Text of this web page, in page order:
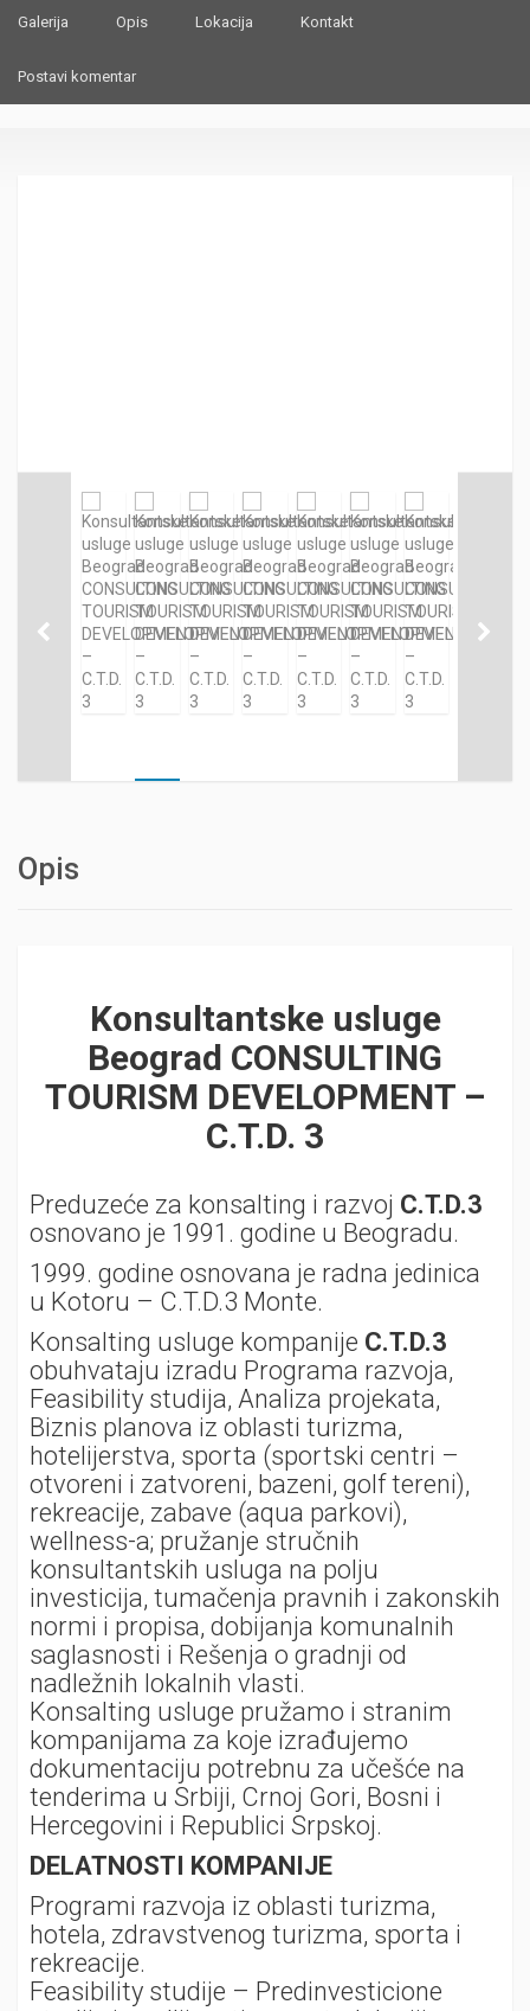
Galerija Opis Lokacija Kontakt
Postavi komentar
Opis
Konsultantske usluge
Beograd CONSULTING
TOURISM DEVELOPMENT –
C.T.D. 3
Preduzeće za konsalting i razvoj C.T.D.3
osnovano je 1991. godine u Beogradu.
1999. godine osnovana je radna jedinica
u Kotoru – C.T.D.3 Monte.
Konsalting usluge kompanije C.T.D.3
obuhvataju izradu Programa razvoja,
Feasibility studija, Analiza projekata,
Biznis planova iz oblasti turizma,
hotelijerstva, sporta (sportski centri –
otvoreni i zatvoreni, bazeni, golf tereni),
rekreacije, zabave (aqua parkovi),
wellness-a; pružanje stručnih
konsultantskih usluga na polju
investicija, tumačenja pravnih i zakonskih
normi i propisa, dobijanja komunalnih
saglasnosti i Rešenja o gradnji od
nadležnih lokalnih vlasti.
Konsalting usluge pružamo i stranim
kompanijama za koje izrađujemo
dokumentaciju potrebnu za učešće na
tenderima u Srbiji, Crnoj Gori, Bosni i
Hercegovini i Republici Srpskoj.
DELATNOSTI KOMPANIJE
Programi razvoja iz oblasti turizma,
hotela, zdravstvenog turizma, sporta i
rekreacije.
Feasibility studije – Predinvesticione